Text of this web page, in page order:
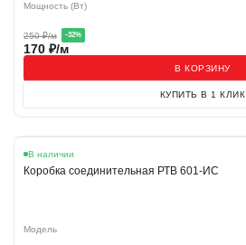
Мощность (Вт)
250₽/м -32%
170 ₽/м
В КОРЗИНУ
КУПИТЬ В 1 КЛИК
В наличии
Коробка соединительная РТВ 601-ИС
Модель